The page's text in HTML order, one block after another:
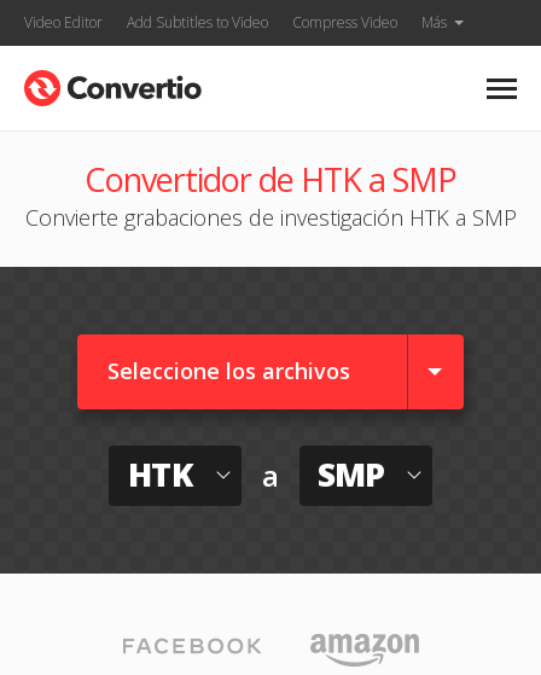
Video Editor Add Subtitles to Video Compress Video Más
Convertidor de HTK a SMP
Convierte grabaciones de investigación HTK a SMP
Seleccione los archivos
HTK a SMP